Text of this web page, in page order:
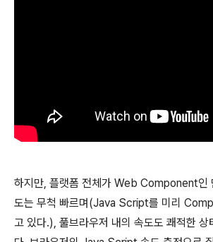
하지만, 플랫폼 전체가 Web Component인
도는 무척 빠르며(Java Script를 미리
고 있다.), 풀브라우저 내의 속도도 쾌적한 상